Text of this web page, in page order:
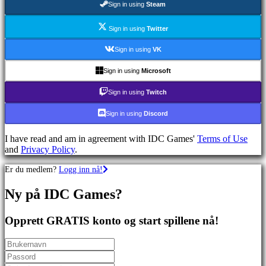
Racing
Casual
Indie
Simulation
Puzzle
Fighting
games
Demoer
Arrangementer
i
spillet
Nyheter
Media
Sign in using Steam
Sign in using Twitter
Sign in using VK
Sign in using Microsoft
Sign in using Twitch
Sign in using Discord
I have read and am in agreement with IDC Games' Terms of Use
and Privacy Policy.
Er du medlem? Logg inn nå!
Ny på IDC Games?
Opprett GRATIS konto og start spillene nå!